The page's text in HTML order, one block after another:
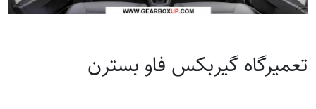
تعمیرگاه گیربکس فاو بسترن